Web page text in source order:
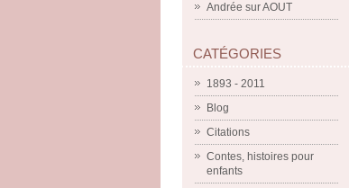
Andrée surAOUT
CATÉGORIES
1893 - 2011
Blog
Citations
Contes, histoires pour
enfants